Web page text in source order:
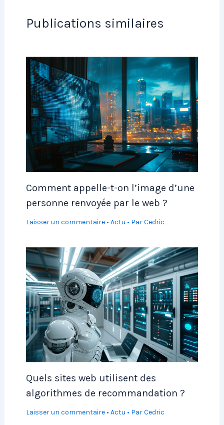
Publications similaires
Comment appelle-t-on l’image d’une
personne renvoyée par le web ?
Laisser un commentaire • Actu • ParCedric
Quels sites web utilisent des
algorithmes de recommandation ?
Laisser un commentaire • Actu • ParCedric